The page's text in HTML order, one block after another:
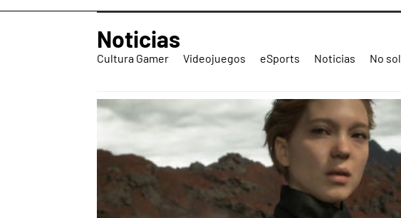
Noticias
Cultura Gamer Videojuegos eSports Noticias No